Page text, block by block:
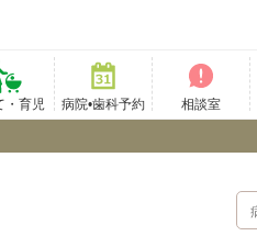
・育児 病院•歯科予約 相談室